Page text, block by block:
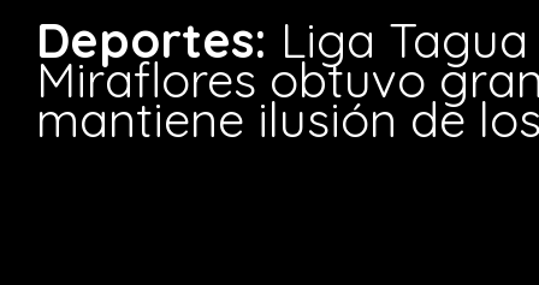
Deportes: Liga
Miraflores obtuvo
mantiene ilusión de